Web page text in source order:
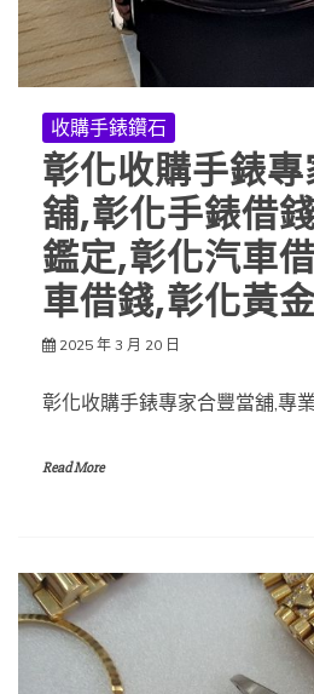
收購手錶鑽石
彰化收購手錶
舖,彰化手錶借
鑑定,彰化汽車
車借錢,彰化黃
2025 年 3 月 20 日
彰化收購手錶專家合豐當舖,專
Read More